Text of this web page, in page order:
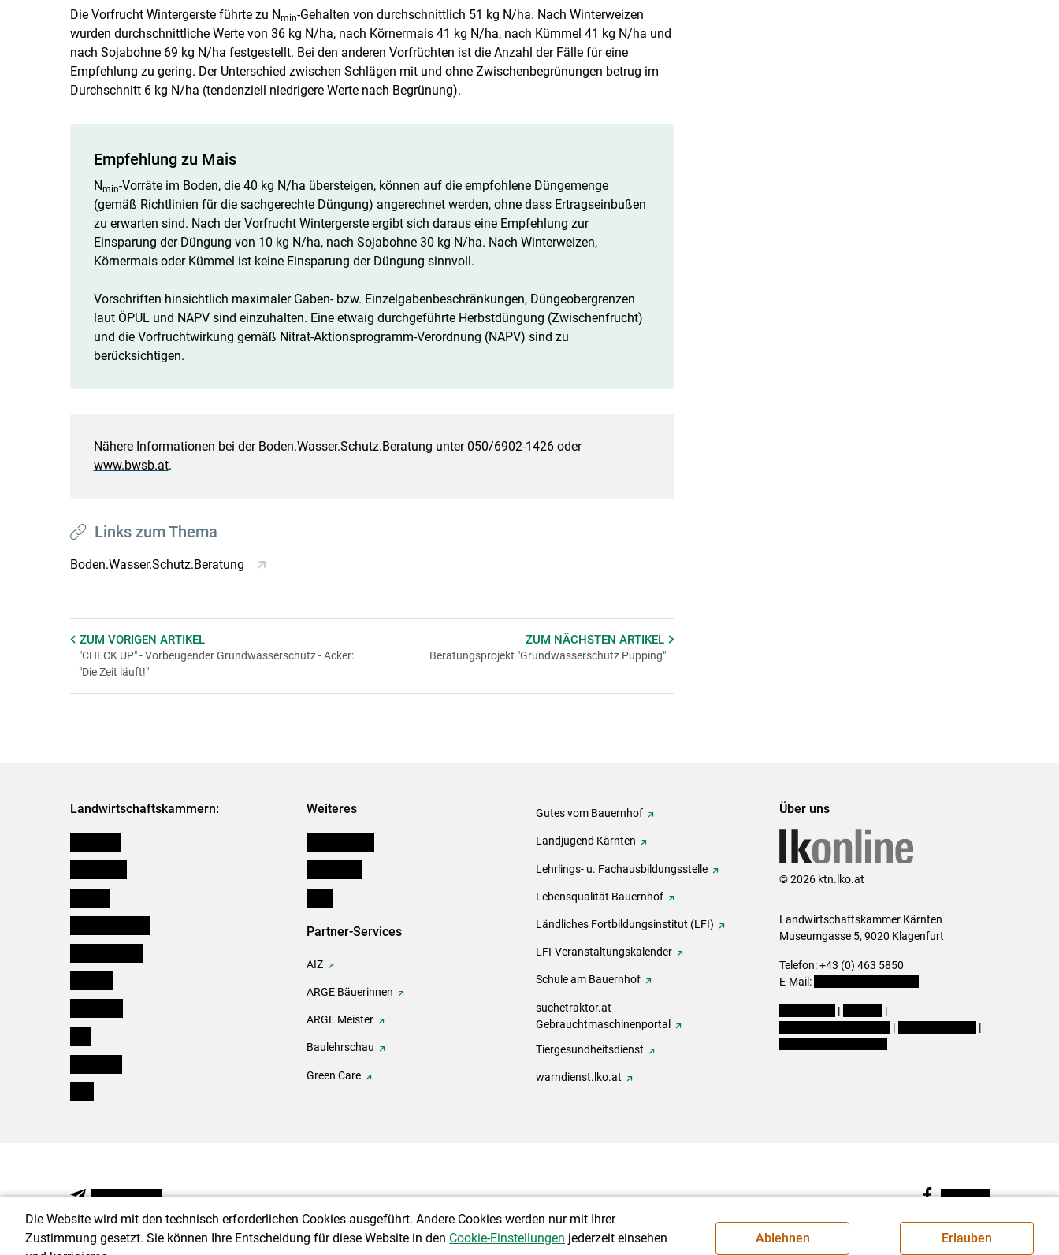
Die Vorfrucht Wintergerste führte zu Nmin-Gehalten von durchschnittlich 51 kg N/ha. Nach Winterweizen
wurden durchschnittliche Werte von 36 kg N/ha, nach Körnermais 41 kg N/ha, nach Kümmel 41 kg N/ha und
nach Sojabohne 69 kg N/ha festgestellt. Bei den anderen Vorfrüchten ist die Anzahl der Fälle für eine
Empfehlung zu gering. Der Unterschied zwischen Schlägen mit und ohne Zwischenbegrünungen betrug im
Durchschnitt 6 kg N/ha (tendenziell niedrigere Werte nach Begrünung).
Empfehlung zu Mais
Nmin-Vorräte im Boden, die 40 kg N/ha übersteigen, können auf die empfohlene Düngemenge
(gemäß Richtlinien für die sachgerechte Düngung) angerechnet werden, ohne dass Ertragseinbußen
zu erwarten sind. Nach der Vorfrucht Wintergerste ergibt sich daraus eine Empfehlung zur
Einsparung der Düngung von 10 kg N/ha, nach Sojabohne 30 kg N/ha. Nach Winterweizen,
Körnermais oder Kümmel ist keine Einsparung der Düngung sinnvoll.
Vorschriften hinsichtlich maximaler Gaben- bzw. Einzelgabenbeschränkungen, Düngeobergrenzen
laut ÖPUL und NAPV sind einzuhalten. Eine etwaig durchgeführte Herbstdüngung (Zwischenfrucht)
und die Vorfruchtwirkung gemäß Nitrat-Aktionsprogramm-Verordnung (NAPV) sind zu
berücksichtigen.
Nähere Informationen bei der Boden.Wasser.Schutz.Beratung unter 050/6902-1426 oder
www.bwsb.at.
Links zum Thema
Boden.Wasser.Schutz.Beratung
ZUM VORIGEN ARTIKEL
"CHECK UP" - Vorbeugender Grundwasserschutz - Acker:
"Die Zeit läuft!"
ZUM NÄCHSTENARTIKEL
Beratungsprojekt "Grundwasserschutz Pupping"
Landwirtschaftskammern: Weiteres
Partner-Services
AIZ
ARGE Bäuerinnen
ARGE Meister
Baulehrschau
Green Care
Gutes vom Bauernhof
Landjugend Kärnten
Lehrlings- u. Fachausbildungsstelle
Lebensqualität Bauernhof
Ländliches Fortbildungsinstitut (LFI)
LFI-Veranstaltungskalender
Schule am Bauernhof
suchetraktor.at -
Gebrauchtmaschinenportal
Tiergesundheitsdienst
warndienst.lko.at
Über uns
© 2026 ktn.lko.at
Landwirtschaftskammer Kärnten
Museumgasse 5, 9020 Klagenfurt
Telefon: +43 (0) 463 5850
E-Mail:
|
|
|
|
NEWSLETTER Facebook
Die Website wird mit den technisch erforderlichen Cookies ausgeführt. Andere Cookies werden nur mit Ihrer
Zustimmung gesetzt. Sie können Ihre Entscheidung für diese Website in den Cookie-Einstellungen jederzeit einsehen
Ablehnen Erlauben